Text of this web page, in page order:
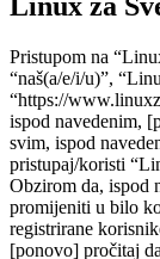
Linux za
Pristupom na
“naš(a/e/i/u)”,
“https://
ispod navedenim,
svim, ispod
pristupaj/koristi
Obzirom da, ispod
promijeniti u bilo
registrirane
[ponovo] pročitaj